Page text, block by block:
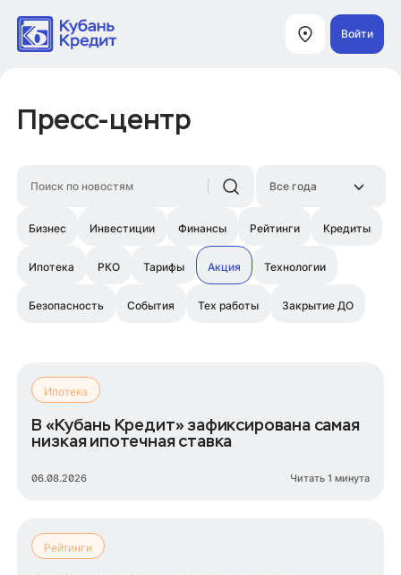
Войти
Пресс-центр
Бизнес Инвестиции Финансы Рейтинги Кредиты
Ипотека РКО Тарифы Акция Технологии
Безопасность События Тех работы Закрытие ДО
Ипотека
В «Кубань Кредит» зафиксирована самая
низкая ипотечная ставка
06.08.2026 Читать 1 минута
Рейтинги